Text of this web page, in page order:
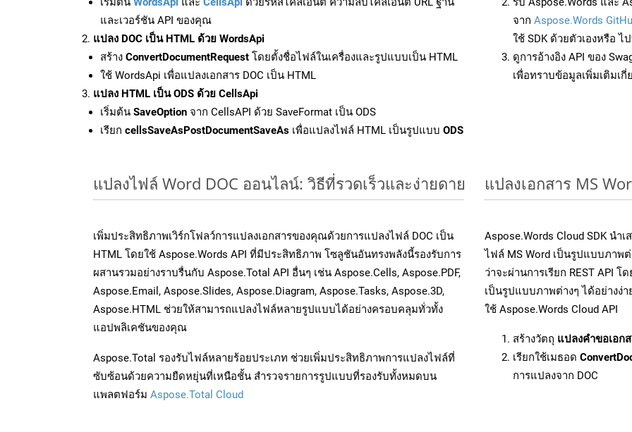
และเวอร์ชัน API ของคุณ
แปลง DOC เป็น HTML ด้วย WordsApi
สร้าง ConvertDocumentRequest โดยตั้งชื่อไฟล์ในเครื่องและรูปแบบเป็น HTML
ใช้ WordsApi เพื่อแปลงเอกสาร DOC เป็น HTML
แปลง HTML เป็น ODS ด้วย CellsApi
เริ่มต้น SaveOption จาก CellsAPI ด้วย SaveFormat เป็น ODS
เรียก cellsSaveAsPostDocumentSaveAs เพื่อแปลงไฟล์ HTML เป็นรูปแบบ ODS
จาก Aspose.Words
ใช้ SDK ด้วยตัวเองหรือ ไ
ดูการอ้างอิง API ของ
เพื่อทราบข้อมูลเพิ่มเติมเกี่
แปลงไฟล์ Word DOC ออนไลน์: วิธีที่รวดเร็วและง่ายดาย
เพิ่มประสิทธิภาพเวิร์กโฟลว์การแปลงเอกสารของคุณด้วยการแปลงไฟล์ DOC เป็น
HTML โดยใช้ Aspose.Words API ที่มีประสิทธิภาพ โซลูชันอันทรงพลังนี้รองรับการ
ผสานรวมอย่างราบรื่นกับ Aspose.Total API อื่นๆ เช่น Aspose.Cells, Aspose.PDF,
Aspose.Email, Aspose.Slides, Aspose.Diagram, Aspose.Tasks, Aspose.3D,
Aspose.HTML ช่วยให้สามารถแปลงไฟล์หลายรูปแบบได้อย่างครอบคลุมทั่วทั้ง
แอปพลิเคชันของคุณ
Aspose.Total รองรับไฟล์หลายร้อยประเภท ช่วยเพิ่มประสิทธิภาพการแปลงไฟล์ที่
ซับซ้อนด้วยความยืดหยุ่นที่เหนือชั้น สำรวจรายการรูปแบบที่รองรับทั้งหมดบน
แพลตฟอร์ม Aspose.Total Cloud
แปลงเอกสาร MS
Aspose.Words Cloud SDK นำ
ไฟล์ MS Word เป็นรูปแบบภาพต่
ว่าจะผ่านการเรียก REST API
เป็นรูปแบบภาพต่างๆ ได้อย่างง่า
ใช้ Aspose.Words Cloud API
สร้างวัตถุ แปลงคำขอเอก
เรียกใช้เมธอด
การแปลงจาก DOC